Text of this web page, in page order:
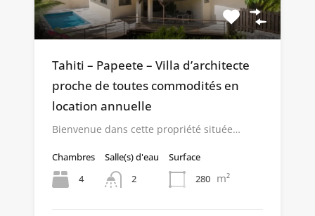
Tahiti – Papeete – Villa d’architecte
proche de toutes commodités en
location annuelle
Bienvenue dans cette propriété située…
Chambres
4
Salle(s) d'eau
2
Surface
280 m²